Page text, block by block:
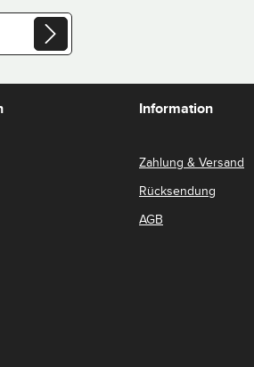
Information
Zahlung & Versand
Rücksendung
AGB